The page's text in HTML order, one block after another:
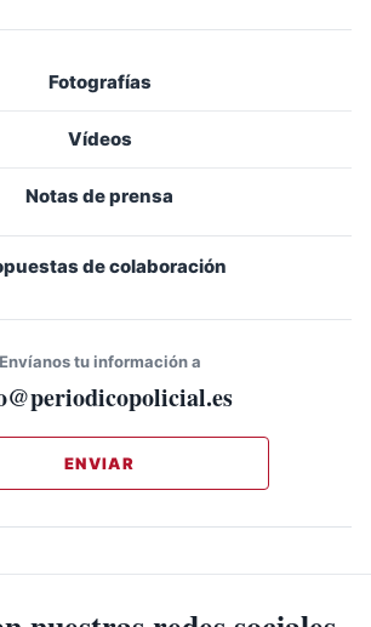
Fotografías
Vídeos
Notas de prensa
de colaboración
Envíanos tu información a
ENVIAR